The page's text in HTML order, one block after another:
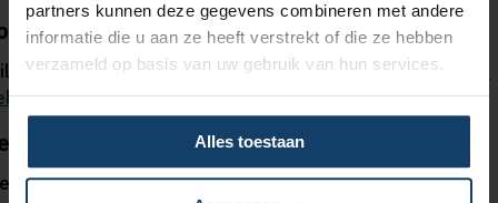
partners kunnen deze gegevens combineren met andere
informatie die u aan ze heeft verstrekt of die ze hebben
verzameld op basis van uw gebruik van hun services.
Alles toestaan
verzekering
je weten hoe je verzekerd bent?Ga naar Mijn Salland
alle informatie over jouw eigen zorgverzekering.
voor niet-gecontracteerde zorg
je voor zorg uit de basisverzekering door een